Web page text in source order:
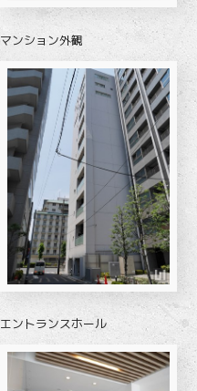
マンション外観
エントランスホール